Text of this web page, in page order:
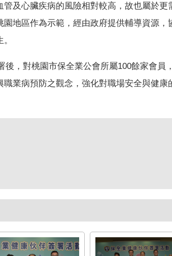
及心臟疾病的風險相對較高，故也屬於
地區作為示範，經由政府提供輔導資源
，對桃園市保全業公會所屬100餘家會員
職業病預防之觀念，強化對職場安全與健